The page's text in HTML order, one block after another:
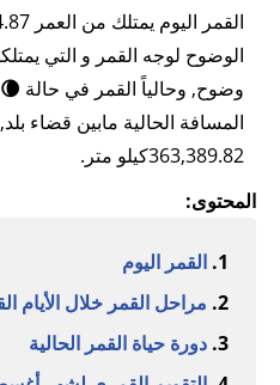
وضوح, وحالياً القمر في حالة
المسافة الحالية مابين قضاء
363,389.82كيلو متر.
المحتوى:
القمر اليوم
مراحل القمر خلال الأيام
دورة حياة القمر الحالية